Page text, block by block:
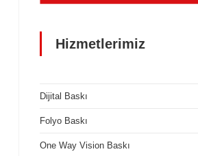
Hizmetlerimiz
Dijital Baskı
Folyo Baskı
One Way Vision Baskı